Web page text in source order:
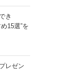
き
15選”を
レゼン